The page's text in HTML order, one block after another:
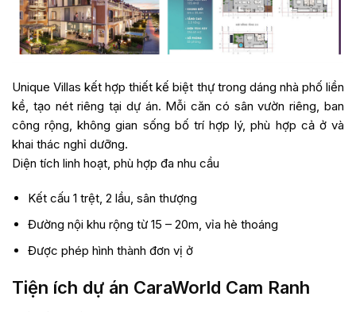
Unique Villas kết hợp thiết kế biệt thự trong dáng nhà phố liền
kề, tạo nét riêng tại dự án. Mỗi căn có sân vườn riêng, ban
công rộng, không gian sống bố trí hợp lý, phù hợp cả ở và
khai thác nghỉ dưỡng.
Diện tích linh hoạt, phù hợp đa nhu cầu
Kết cấu 1 trệt, 2 lầu, sân thượng
Đường nội khu rộng từ 15 – 20m, vỉa hè thoáng
Được phép hình thành đơn vị ở
Tiện ích dự án CaraWorld Cam Ranh